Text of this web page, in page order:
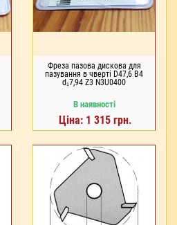
Фреза пазова дискова для
пазування в чверті D47,6 В4
d₁7,94 Z3 N3U0400
В наявності
Ціна: 1 315 грн.